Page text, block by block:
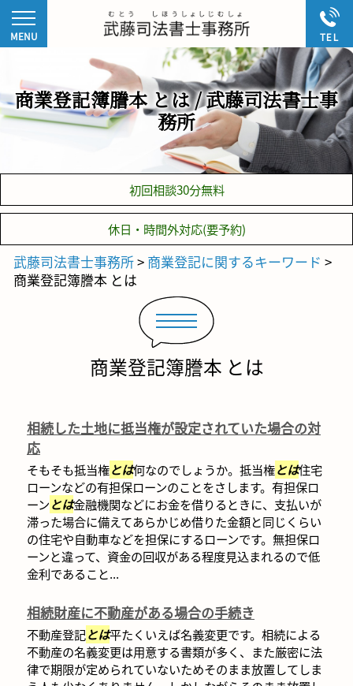
商業登記簿謄本 とは / 武藤司法書士事
務所
初回相談30分無料
休日・時間外対応(要予約)
武藤司法書士事務所> 商業登記に関するキーワード >
商業登記簿謄本 とは
商業登記簿謄本 とは
相続した土地に抵当権が設定されていた場合の対
応
そもそも抵当権とは何なのでしょうか。抵当権とは住宅
ローンなどの有担保ローンのことをさします。有担保ロ
ーンとは金融機関などにお金を借りるときに、支払いが
滞った場合に備えてあらかじめ借りた金額と同じくらい
の住宅や自動車などを担保にするローンです。無担保ロ
ーンと違って、資金の回収がある程度見込まれるので低
金利であること...
相続財産に不動産がある場合の手続き
不動産登記とは平たくいえば名義変更です。相続による
不動産の名義変更は用意する書類が多く、また厳密に法
律で期限が定められていないためそのまま放置してしま